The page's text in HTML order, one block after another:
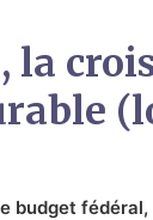
la
budget fédéral,